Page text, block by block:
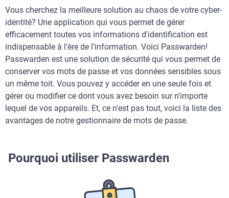
Vous cherchez la meilleure solution au chaos de votre cyber-
identité? Une application qui vous permet de gérer
efficacement toutes vos informations d'identification est
indispensable à l'ère de l'information. Voici Passwarden!
Passwarden est une solution de sécurité qui vous permet de
conserver vos mots de passe et vos données sensibles sous
un même toit. Vous pouvez y accéder en une seule fois et
gérer ou modifier ce dont vous avez besoin sur n'importe
lequel de vos appareils. Et, ce n'est pas tout, voici la liste des
avantages de notre gestionnaire de mots de passe.
Pourquoi utiliser Passwarden